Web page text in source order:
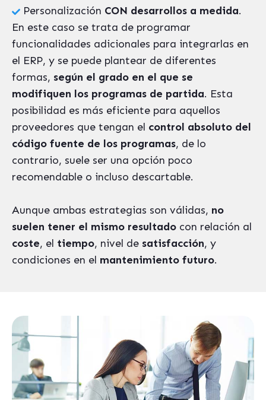
Personalización CON desarrollos a medida.
En este caso se trata de programar
funcionalidades adicionales para integrarlas en
el ERP, y se puede plantear de diferentes
formas, según el grado en el que se
modifiquen los programas de partida. Esta
posibilidad es más eficiente para aquellos
proveedores que tengan el control absoluto del
código fuente de los programas, de lo
contrario, suele ser una opción poco
recomendable o incluso descartable.
Aunque ambas estrategias son válidas, no
suelen tener el mismo resultado con relación al
coste, el tiempo, nivel de satisfacción, y
condiciones en el mantenimiento futuro.